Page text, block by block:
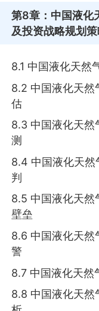
第8章 ：中国液
及投资战略规划
8.1 中国液化天然
8.2 中国液化天然
估
8.3 中国液化天然
测
8.4 中国液化天然
判
8.5 中国液化天然
壁垒
8.6 中国液化天然
警
8.7 中国液化天然
8.8 中国液化天然